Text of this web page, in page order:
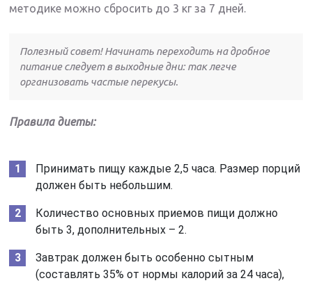
методике можно сбросить до 3 кг за 7 дней.
Полезный совет! Начинать переходить на дробное
питание следует в выходные дни: так легче
организовать частые перекусы.
Правила диеты:
Принимать пищу каждые 2,5 часа. Размер порций
должен быть небольшим.
Количество основных приемов пищи должно
быть 3, дополнительных – 2.
Завтрак должен быть особенно сытным
(составлять 35% от нормы калорий за 24 часа),